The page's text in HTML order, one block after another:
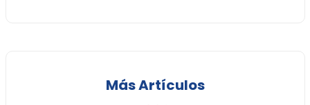
Más Artículos